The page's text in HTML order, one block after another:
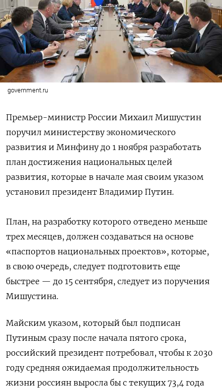
government.ru
Премьер-министр России Михаил Мишустин
поручил министерству экономического
развития и Минфину до 1 ноября разработать
план достижения национальных целей
развития, которые в начале мая своим указом
установил президент Владимир Путин.
План, на разработку которого отведено меньше
трех месяцев, должен создаваться на основе
«паспортов национальных проектов», которые,
в свою очередь, следует подготовить еще
быстрее — до 15 сентября, следует из поручения
Мишустина.
Майским указом, который был подписан
Путиным сразу после начала пятого срока,
российский президент потребовал, чтобы к 2030
году средняя ожидаемая продолжительность
жизни россиян выросла бы с текущих 73,4 года